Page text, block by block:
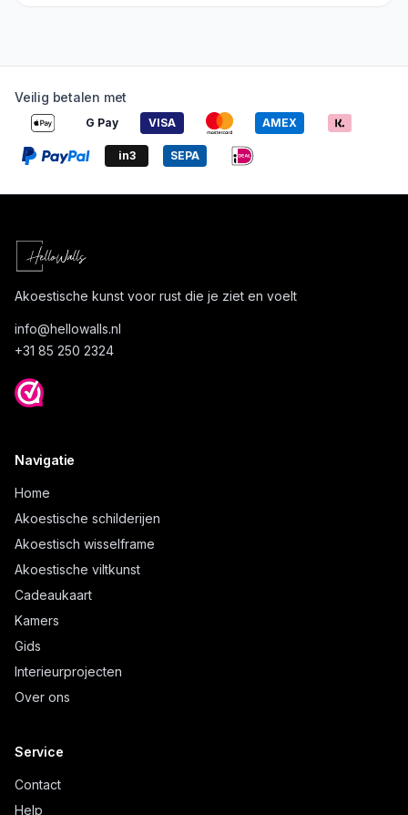
Veilig betalen met
G Pay VISA AMEX
in3 SEPA
Akoestische kunst voor rust die je ziet en voelt
info@hellowalls.nl
+31 85 250 2324
Navigatie
Home
Akoestische schilderijen
Akoestisch wisselframe
Akoestische viltkunst
Cadeaukaart
Kamers
Gids
Interieurprojecten
Over ons
Service
Contact
Help